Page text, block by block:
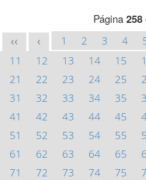
Página 258
<< < 1 2 3 4
11
12 13 14 15
21
22 23 24 25
31
32 33 34 35
41
42 43 44 45
51
52 53 54 55
61
62 63 64 65
71
72 73 74 75